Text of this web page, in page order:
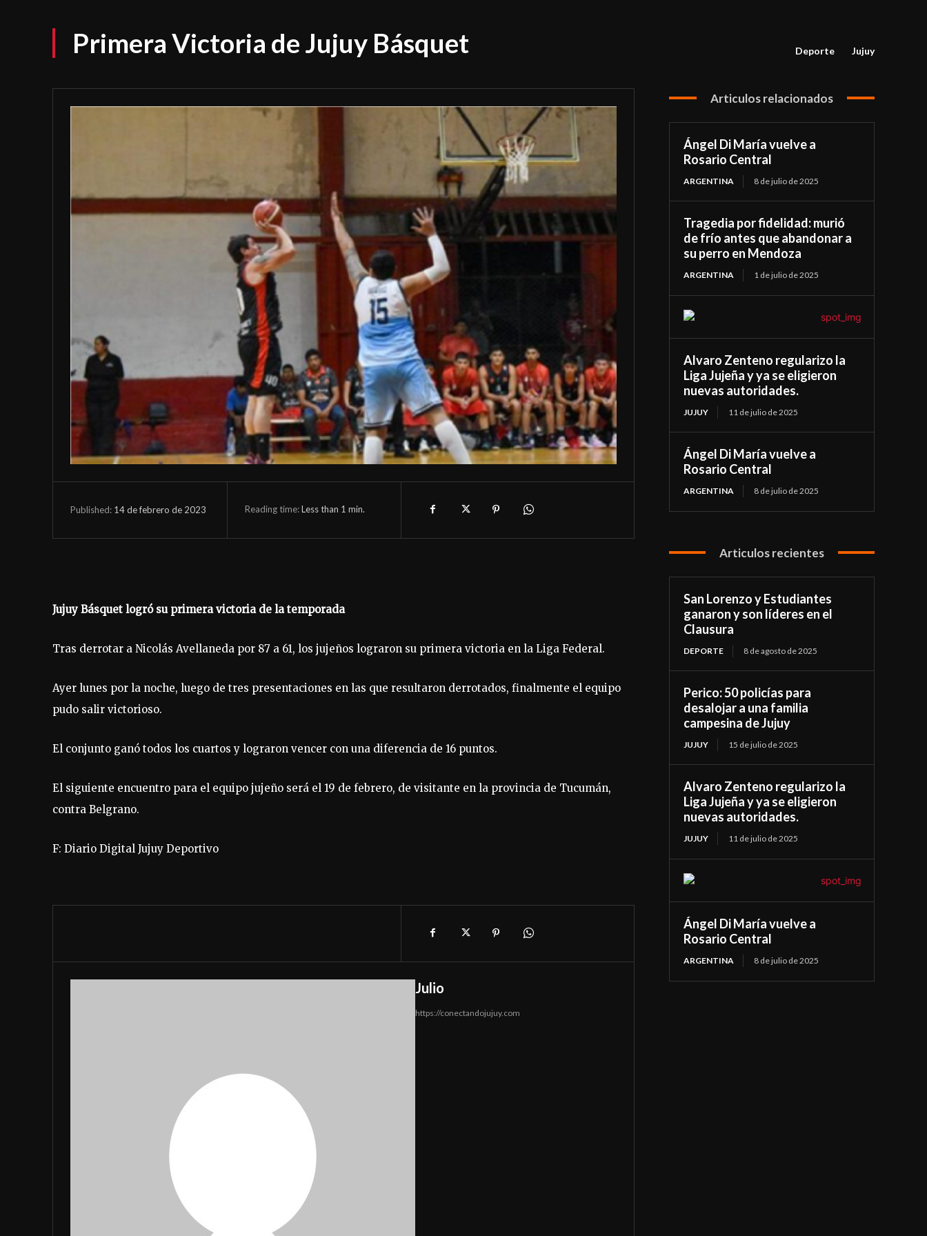
Primera Victoria de Jujuy Básquet Deporte Jujuy
Published: 14 de febrero de 2023 Reading time:Less than 1 min.
Jujuy Básquet logró su primera victoria de la temporada
Tras derrotar a Nicolás Avellaneda por 87 a 61, los jujeños lograron su primera victoria en la Liga Federal.
Ayer lunes por la noche, luego de tres presentaciones en las que resultaron derrotados, finalmente el equipo
pudo salir victorioso.
El conjunto ganó todos los cuartos y lograron vencer con una diferencia de 16 puntos.
El siguiente encuentro para el equipo jujeño será el 19 de febrero, de visitante en la provincia de Tucumán,
contra Belgrano.
F: Diario Digital Jujuy Deportivo
Julio
https://conectandojujuy.com
Articulos relacionados
Ángel Di María vuelve a
Rosario Central
ARGENTINA 8 de julio de 2025
Tragedia por fidelidad: murió
de frío antes que abandonar a
su perro en Mendoza
ARGENTINA 1 de julio de 2025
Alvaro Zenteno regularizo la
Liga Jujeña y ya se eligieron
nuevas autoridades.
JUJUY 11 de julio de 2025
Ángel Di María vuelve a
Rosario Central
ARGENTINA 8 de julio de 2025
Articulos recientes
San Lorenzo y Estudiantes
ganaron y son líderes en el
Clausura
DEPORTE 8 de agosto de 2025
Perico: 50 policías para
desalojar a una familia
campesina de Jujuy
JUJUY 15 de julio de 2025
Alvaro Zenteno regularizo la
Liga Jujeña y ya se eligieron
nuevas autoridades.
JUJUY 11 de julio de 2025
Ángel Di María vuelve a
Rosario Central
ARGENTINA 8 de julio de 2025